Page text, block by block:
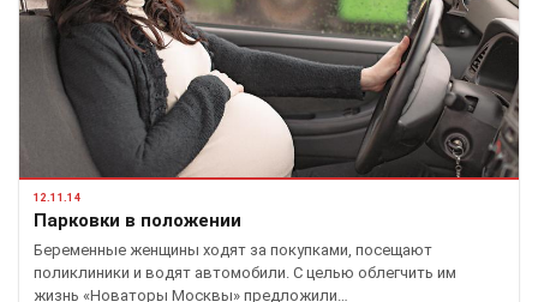
12.11.14
Парковки в положении
Беременные женщины ходят за покупками, посещают
поликлиники и водят автомобили. С целью облегчить им
жизнь «Новаторы Москвы» предложили…